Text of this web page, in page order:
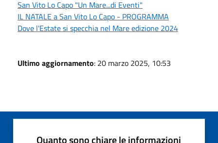
San Vito Lo Capo "Un Mare...di Eventi"
IL NATALE a San Vito Lo Capo - PROGRAMMA
Dove l'Estate si specchia nel Mare edizione 2024
Ultimo aggiornamento: 20 marzo 2025, 10:53